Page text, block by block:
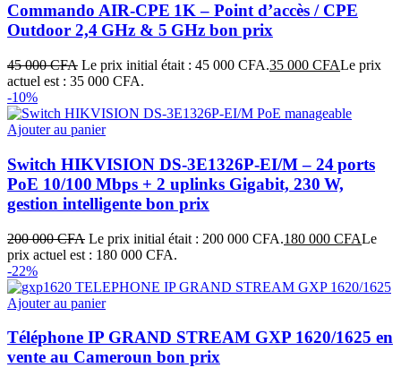
Commando AIR‑CPE 1K – Point d’accès / CPE
Outdoor 2,4 GHz & 5 GHz bon prix
45 000CFA Le prix initial était : 45 000 CFA.35 000 CFALe prix
actuel est : 35 000 CFA.
-10%
Ajouter au panier
Switch HIKVISION DS‑3E1326P‑EI/M – 24 ports
PoE 10/100 Mbps + 2 uplinks Gigabit, 230 W,
gestion intelligente bon prix
200 000CFA Le prix initial était : 200 000 CFA.180 000 CFALe
prix actuel est : 180 000 CFA.
-22%
Ajouter au panier
Téléphone IP GRAND STREAM GXP 1620/1625 en
vente au Cameroun bon prix